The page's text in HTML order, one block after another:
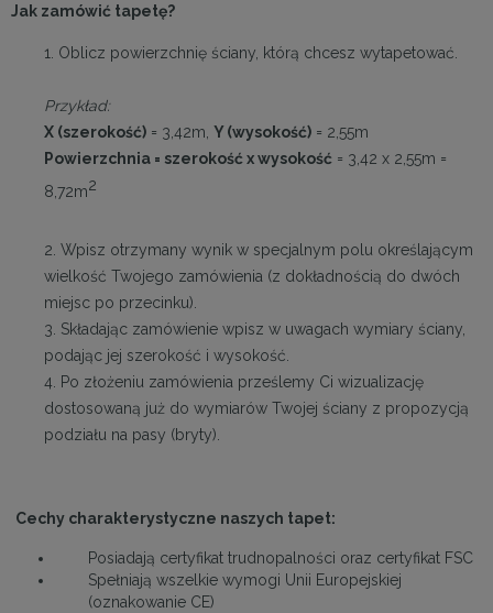
Jak zamówić tapetę?
1. Oblicz powierzchnię ściany, którą chcesz wytapetować.
Przykład:
X (szerokość) = 3,42m, Y (wysokość) = 2,55m
Powierzchnia = szerokość x wysokość = 3,42 x 2,55m =
8,72m2
2. Wpisz otrzymany wynik w specjalnym polu określającym
wielkość Twojego zamówienia (z dokładnością do dwóch
miejsc po przecinku).
3. Składając zamówienie wpisz w uwagach wymiary ściany,
podając jej szerokość i wysokość.
4. Po złożeniu zamówienia prześlemy Ci wizualizację
dostosowaną już do wymiarów Twojej ściany z propozycją
podziału na pasy (bryty).
Cechy charakterystyczne naszych tapet:
Posiadają certyfikat trudnopalności oraz certyfikat FSC
Spełniają wszelkie wymogi Unii Europejskiej
(oznakowanie CE)